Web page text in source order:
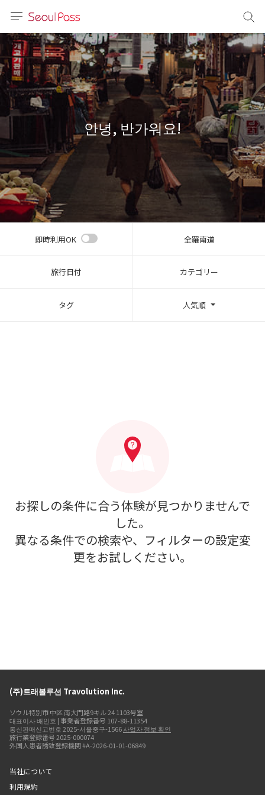
体)
文 (台灣)
안녕, 반가워요!
即時利用OK 全羅南道
旅行日付 カテゴリー
タグ 人気順
お探しの条件に合う体験が見つかりませんで
した。
異なる条件での検索や、フィルターの設定変
更をお試しください。
(주)트래볼루션 Travolution Inc.
ソウル特別市 中区 南大門路9キル 24 1103号室
대표이사 배인호 | 事業者登録番号 107-88-11354
통신판매신고번호 2025-서울중구-1566사업자 정보 확인
旅行業登録番号 2025-000074
外国人患者誘致登録機関 #A-2026-01-01-06849
当社について
利用規約